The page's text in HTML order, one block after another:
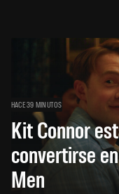
HACE 39 MINUTOS
Kit Connor
convertirse
Men